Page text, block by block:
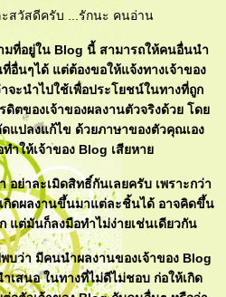
สวัสดีครับ ...รักนะ คนอ่าน
มที่อยู่ใน Blog นี้ สามารถให้คนอื่นนำ
ที่อื่นๆได้ แต่ต้องขอให้แจ้งทางเจ้าของ
จะนำไปใช้เพื่อประโยชน์ในทางที่ถูก
ดิตของเจ้าของผลงานตัวจริงด้วย โด
แปลงแก้ไข ด้วยภาษาของตัวคุณเอง
ทำให้เจ้าของ Blog เสียหา
อย่าละเมิดสิทธิ์กันเลยครับ เพราะกว่า
กิดผลงานขึ้นมาแต่ละชิ้นได้ อาจคิดขึ้น
แต่มันก็ลงมือทำไม่ง่ายเช่นเดียวกัน
บว่า มีคนนำผลงานของเจ้าของ Blog
ำเสนอ ในทางที่ไม่ดีไม่ชอบ ก่อให้เกิด